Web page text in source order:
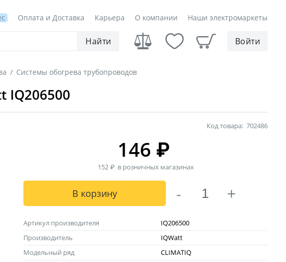
Оплата и Доставка Карьера О компании Наши электромаркеты
Найти Войти
/ Системы обогрева трубопроводов
IQ206500
Код товара: 702486
146 ₽
152 ₽в розничных магазинах
В корзину - +
Артикул производителя
IQ206500
Производитель
IQWatt
Модельный ряд
CLIMATIQ